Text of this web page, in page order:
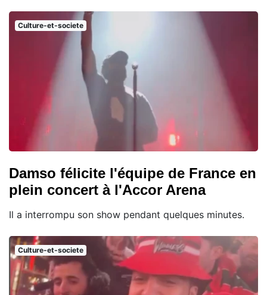
Culture-et-societe
Damso félicite l'équipe de France en
plein concert à l'Accor Arena
Il a interrompu son show pendant quelques minutes.
Culture-et-societe